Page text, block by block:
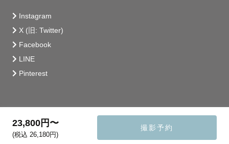
23,800円〜
(税込 26,180円)
撮影予約
Instagram
X (旧: Twitter)
Facebook
LINE
Pinterest